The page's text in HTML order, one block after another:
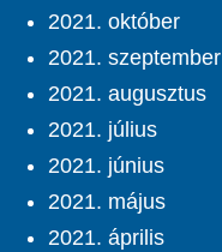
2021. október
2021. szeptember
2021. augusztus
2021. július
2021. június
2021. május
2021. április